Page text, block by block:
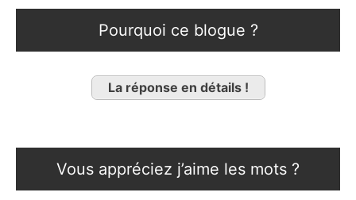
Pourquoi ce blogue ?
La réponse en détails !
Vous appréciez j’aime les mots ?